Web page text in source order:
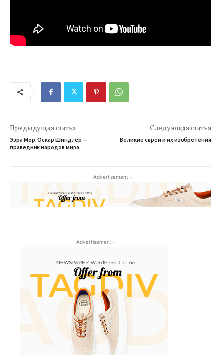
Предыдущая статья
Эзра Мор: Оскар Шиндлер —
праведник народов мира
Следующая статья
Великие евреи и их изобретения
- Advertisement -
- Advertisement -